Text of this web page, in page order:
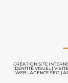
CRÉATION SITE
IDENTITÉ VISUEL |
WEB| AGENCE SEO |